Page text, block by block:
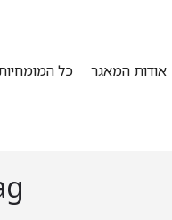
אודות המאגר כל